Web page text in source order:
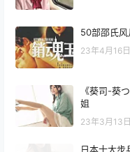
50部邵氏
23年4月16日
《葵司-葵
姐
23年3月13日
日本十大步